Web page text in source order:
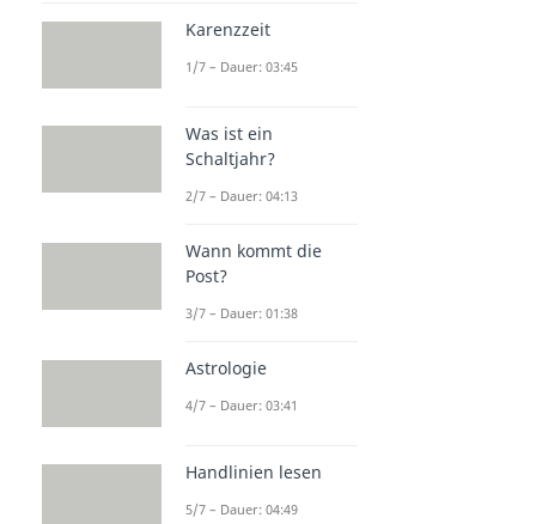
Dauer: 02:40
Karenzzeit
1/7 – Dauer: 03:45
Was ist ein
Schaltjahr?
2/7 – Dauer: 04:13
Wann kommt die
Post?
3/7 – Dauer: 01:38
Astrologie
4/7 – Dauer: 03:41
Handlinien lesen
5/7 – Dauer: 04:49